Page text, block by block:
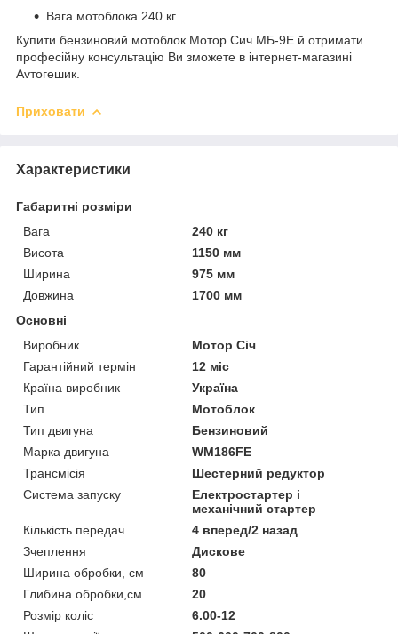
Вага мотоблока 240 кг.
Купити бензиновий мотоблок Мотор Сич МБ-9Е й отримати
професійну консультацію Ви зможете в інтернет-магазині
Avтогешик.
Приховати
Характеристики
Габаритні розміри
Вага
240 кг
Висота
1150 мм
Ширина
975 мм
Довжина
1700 мм
Основні
Виробник
Мотор Січ
Гарантійний термін
12 міс
Країна виробник
Україна
Тип
Мотоблок
Тип двигуна
Бензиновий
Марка двигуна
WM186FE
Трансмісія
Шестерний редуктор
Система запуску
Електростартер і
механічний стартер
Кількість передач
4 вперед/2 назад
Зчеплення
Дискове
Ширина обробки, см
80
Глибина обробки,см
20
Розмір коліс
6.00-12